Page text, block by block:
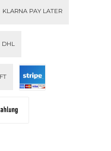
KLARNA PAY LATER
DHL